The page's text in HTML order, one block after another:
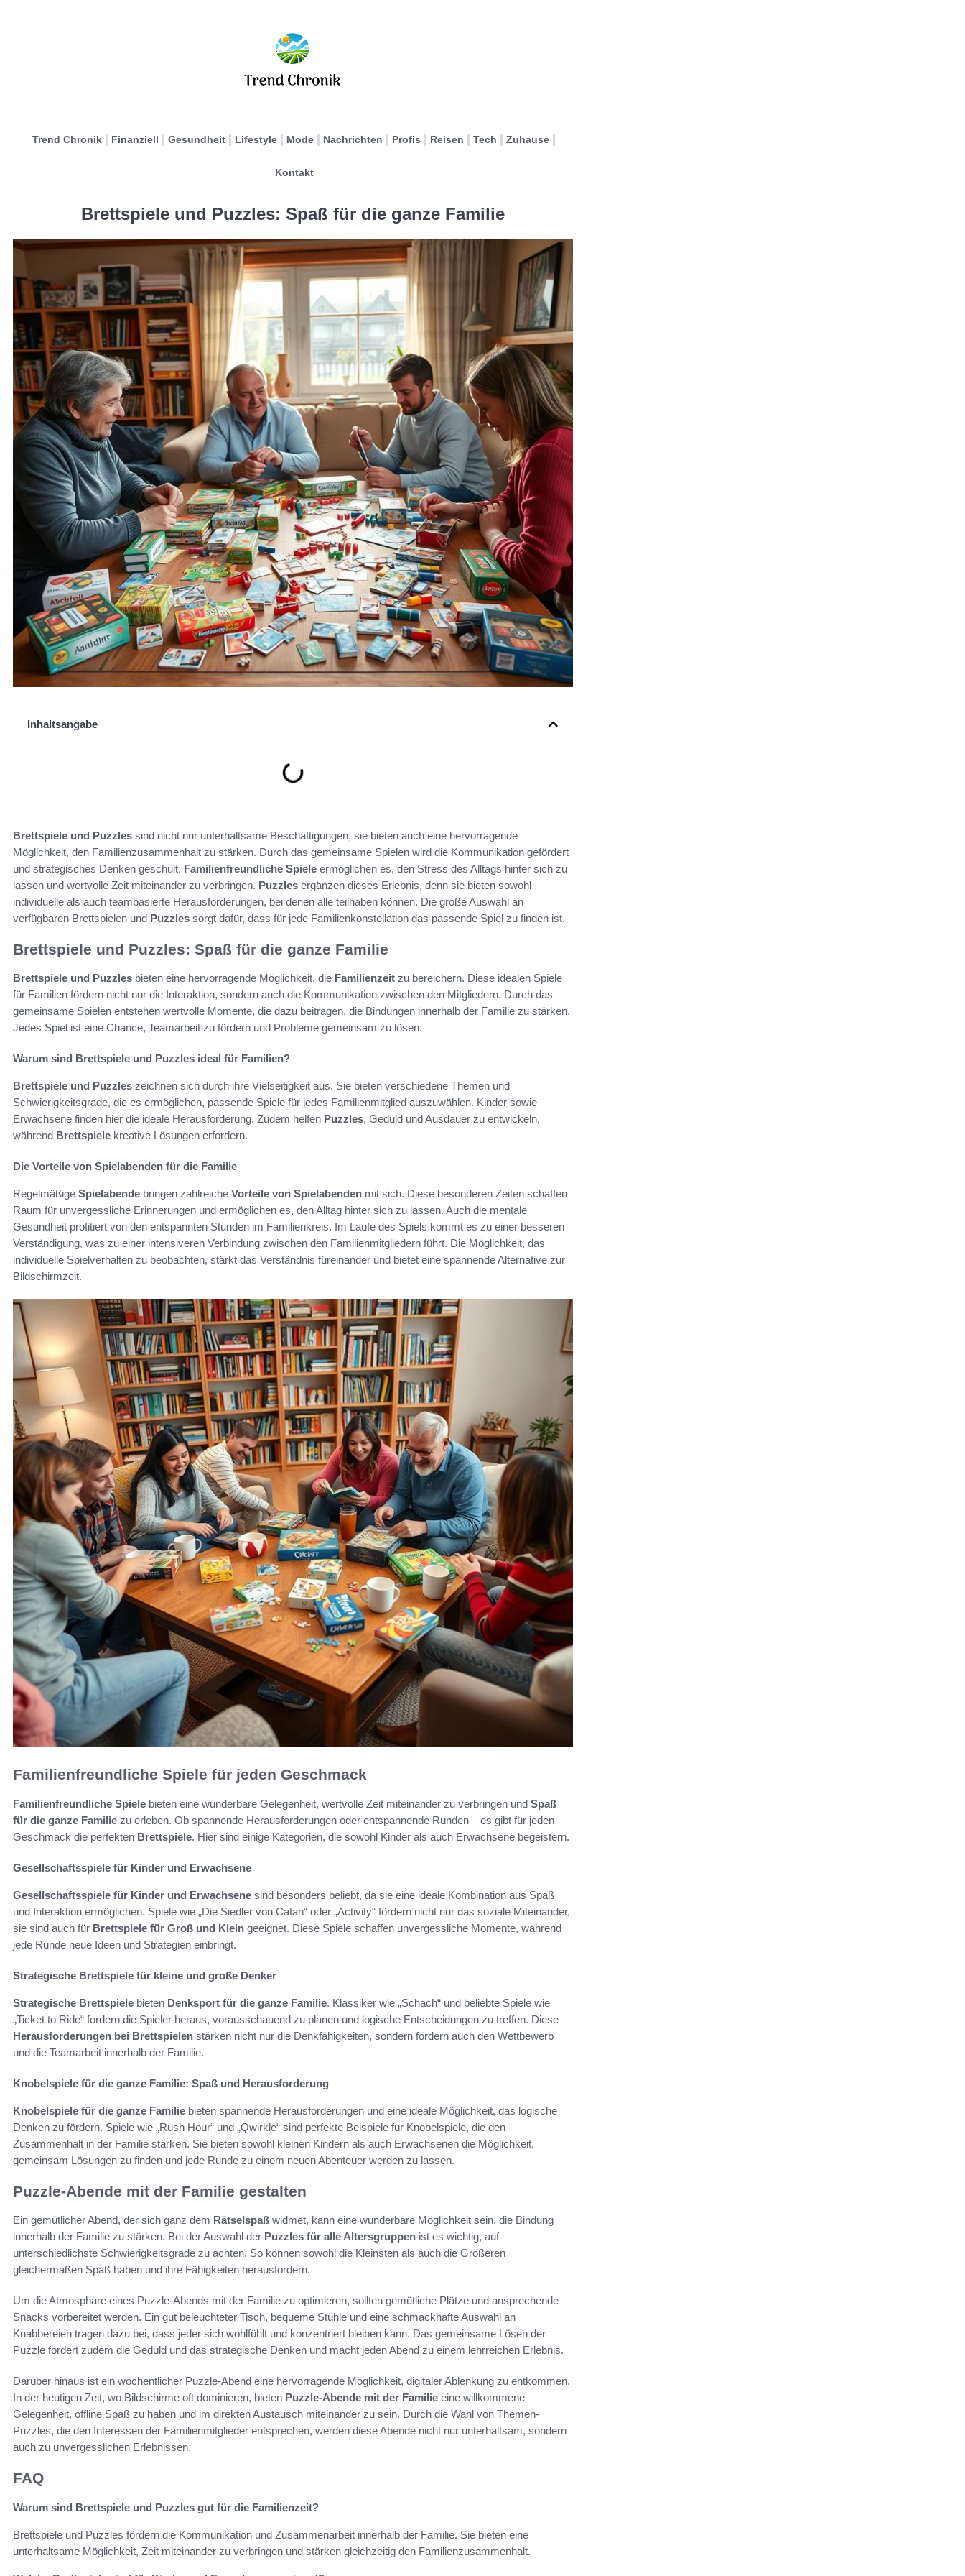
Trend Chronik Finanziell Gesundheit Lifestyle Mode Nachrichten Profis Reisen Tech Zuhause
Kontakt
Brettspiele und Puzzles: Spaß für die ganze Familie
Inhaltsangabe
Brettspiele und Puzzles sind nicht nur unterhaltsame Beschäftigungen, sie bieten auch eine hervorragende
Möglichkeit, den Familienzusammenhalt zu stärken. Durch das gemeinsame Spielen wird die Kommunikation gefördert
und strategisches Denken geschult. Familienfreundliche Spiele ermöglichen es, den Stress des Alltags hinter sich zu
lassen und wertvolle Zeit miteinander zu verbringen. Puzzles ergänzen dieses Erlebnis, denn sie bieten sowohl
individuelle als auch teambasierte Herausforderungen, bei denen alle teilhaben können. Die große Auswahl an
verfügbaren Brettspielen und Puzzles sorgt dafür, dass für jede Familienkonstellation das passende Spiel zu finden ist.
Brettspiele und Puzzles: Spaß für die ganze Familie
Brettspiele und Puzzles bieten eine hervorragende Möglichkeit, die Familienzeit zu bereichern. Diese idealen Spiele
für Familien fördern nicht nur die Interaktion, sondern auch die Kommunikation zwischen den Mitgliedern. Durch das
gemeinsame Spielen entstehen wertvolle Momente, die dazu beitragen, die Bindungen innerhalb der Familie zu stärken.
Jedes Spiel ist eine Chance, Teamarbeit zu fördern und Probleme gemeinsam zu lösen.
Warum sind Brettspiele und Puzzles ideal für Familien?
Brettspiele und Puzzles zeichnen sich durch ihre Vielseitigkeit aus. Sie bieten verschiedene Themen und
Schwierigkeitsgrade, die es ermöglichen, passende Spiele für jedes Familienmitglied auszuwählen. Kinder sowie
Erwachsene finden hier die ideale Herausforderung. Zudem helfen Puzzles, Geduld und Ausdauer zu entwickeln,
während Brettspiele kreative Lösungen erfordern.
Die Vorteile von Spielabenden für die Familie
Regelmäßige Spielabende bringen zahlreiche Vorteile von Spielabenden mit sich. Diese besonderen Zeiten schaffen
Raum für unvergessliche Erinnerungen und ermöglichen es, den Alltag hinter sich zu lassen. Auch die mentale
Gesundheit profitiert von den entspannten Stunden im Familienkreis. Im Laufe des Spiels kommt es zu einer besseren
Verständigung, was zu einer intensiveren Verbindung zwischen den Familienmitgliedern führt. Die Möglichkeit, das
individuelle Spielverhalten zu beobachten, stärkt das Verständnis füreinander und bietet eine spannende Alternative zur
Bildschirmzeit.
Familienfreundliche Spiele für jeden Geschmack
Familienfreundliche Spiele bieten eine wunderbare Gelegenheit, wertvolle Zeit miteinander zu verbringen und Spaß
für die ganze Familie zu erleben. Ob spannende Herausforderungen oder entspannende Runden – es gibt für jeden
Geschmack die perfekten Brettspiele. Hier sind einige Kategorien, die sowohl Kinder als auch Erwachsene begeistern.
Gesellschaftsspiele für Kinder und Erwachsene
Gesellschaftsspiele für Kinder und Erwachsene sind besonders beliebt, da sie eine ideale Kombination aus Spaß
und Interaktion ermöglichen. Spiele wie „Die Siedler von Catan“ oder „Activity“ fördern nicht nur das soziale Miteinander,
sie sind auch für Brettspiele für Groß und Klein geeignet. Diese Spiele schaffen unvergessliche Momente, während
jede Runde neue Ideen und Strategien einbringt.
Strategische Brettspiele für kleine und große Denker
Strategische Brettspiele bieten Denksport für die ganze Familie. Klassiker wie „Schach“ und beliebte Spiele wie
„Ticket to Ride“ fordern die Spieler heraus, vorausschauend zu planen und logische Entscheidungen zu treffen. Diese
Herausforderungen bei Brettspielen stärken nicht nur die Denkfähigkeiten, sondern fördern auch den Wettbewerb
und die Teamarbeit innerhalb der Familie.
Knobelspiele für die ganze Familie: Spaß und Herausforderung
Knobelspiele für die ganze Familie bieten spannende Herausforderungen und eine ideale Möglichkeit, das logische
Denken zu fördern. Spiele wie „Rush Hour“ und „Qwirkle“ sind perfekte Beispiele für Knobelspiele, die den
Zusammenhalt in der Familie stärken. Sie bieten sowohl kleinen Kindern als auch Erwachsenen die Möglichkeit,
gemeinsam Lösungen zu finden und jede Runde zu einem neuen Abenteuer werden zu lassen.
Puzzle-Abende mit der Familie gestalten
Ein gemütlicher Abend, der sich ganz dem Rätselspaß widmet, kann eine wunderbare Möglichkeit sein, die Bindung
innerhalb der Familie zu stärken. Bei der Auswahl der Puzzles für alle Altersgruppen ist es wichtig, auf
unterschiedlichste Schwierigkeitsgrade zu achten. So können sowohl die Kleinsten als auch die Größeren
gleichermaßen Spaß haben und ihre Fähigkeiten herausfordern.
Um die Atmosphäre eines Puzzle-Abends mit der Familie zu optimieren, sollten gemütliche Plätze und ansprechende
Snacks vorbereitet werden. Ein gut beleuchteter Tisch, bequeme Stühle und eine schmackhafte Auswahl an
Knabbereien tragen dazu bei, dass jeder sich wohlfühlt und konzentriert bleiben kann. Das gemeinsame Lösen der
Puzzle fördert zudem die Geduld und das strategische Denken und macht jeden Abend zu einem lehrreichen Erlebnis.
Darüber hinaus ist ein wöchentlicher Puzzle-Abend eine hervorragende Möglichkeit, digitaler Ablenkung zu entkommen.
In der heutigen Zeit, wo Bildschirme oft dominieren, bieten Puzzle-Abende mit der Familie eine willkommene
Gelegenheit, offline Spaß zu haben und im direkten Austausch miteinander zu sein. Durch die Wahl von Themen-
Puzzles, die den Interessen der Familienmitglieder entsprechen, werden diese Abende nicht nur unterhaltsam, sondern
auch zu unvergesslichen Erlebnissen.
FAQ
Warum sind Brettspiele und Puzzles gut für die Familienzeit?
Brettspiele und Puzzles fördern die Kommunikation und Zusammenarbeit innerhalb der Familie. Sie bieten eine
unterhaltsame Möglichkeit, Zeit miteinander zu verbringen und stärken gleichzeitig den Familienzusammenhalt.